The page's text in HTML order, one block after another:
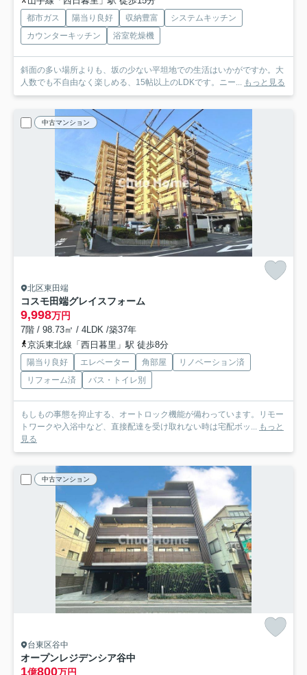
都市ガス 陽当り良好 収納豊富
システムキッチン
カウンターキッチン
浴室乾燥機
斜面の多い場所よりも、坂の少ない平坦地での生活はいかがですか。大
人数でも不自由なく楽しめる、15帖以上のLDKです。ニー... もっと見る
中古マンション
北区東田端
コスモ田端グレイスフォーム
9,998万円
7階 / 98.73㎡ / 4LDK /築37年
京浜東北線「西日暮里」駅 徒歩8分
陽当り良好 エレベーター 角部屋
リノベーション済
リフォーム済
バス・トイレ別
もしもの事態を抑止する、オートロック機能が備わっています。リモー
トワークや入浴中など、直接配達を受け取れない時は宅配ボッ... もっと
見る
中古マンション
台東区谷中
オープンレジデンシア谷中
1億800万円